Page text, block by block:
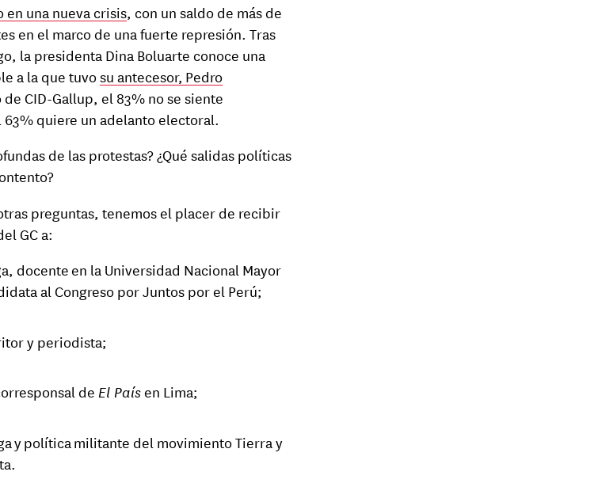
en una nueva crisis, con un saldo de más de
en el marco de una fuerte represión. Tras
la presidenta Dina Boluarte conoce una
a la que tuvosu antecesor, Pedro
de CID-Gallup, el 83% no se siente
quiere un adelanto electoral.
de las protestas? ¿Qué salidas políticas
preguntas, tenemos el placer de recibir
GC a:
docente en la Universidad Nacional Mayor
al Congreso por Juntos por el Perú;
y periodista;
deEl Paísen Lima;
y política militante del movimiento Tierra y